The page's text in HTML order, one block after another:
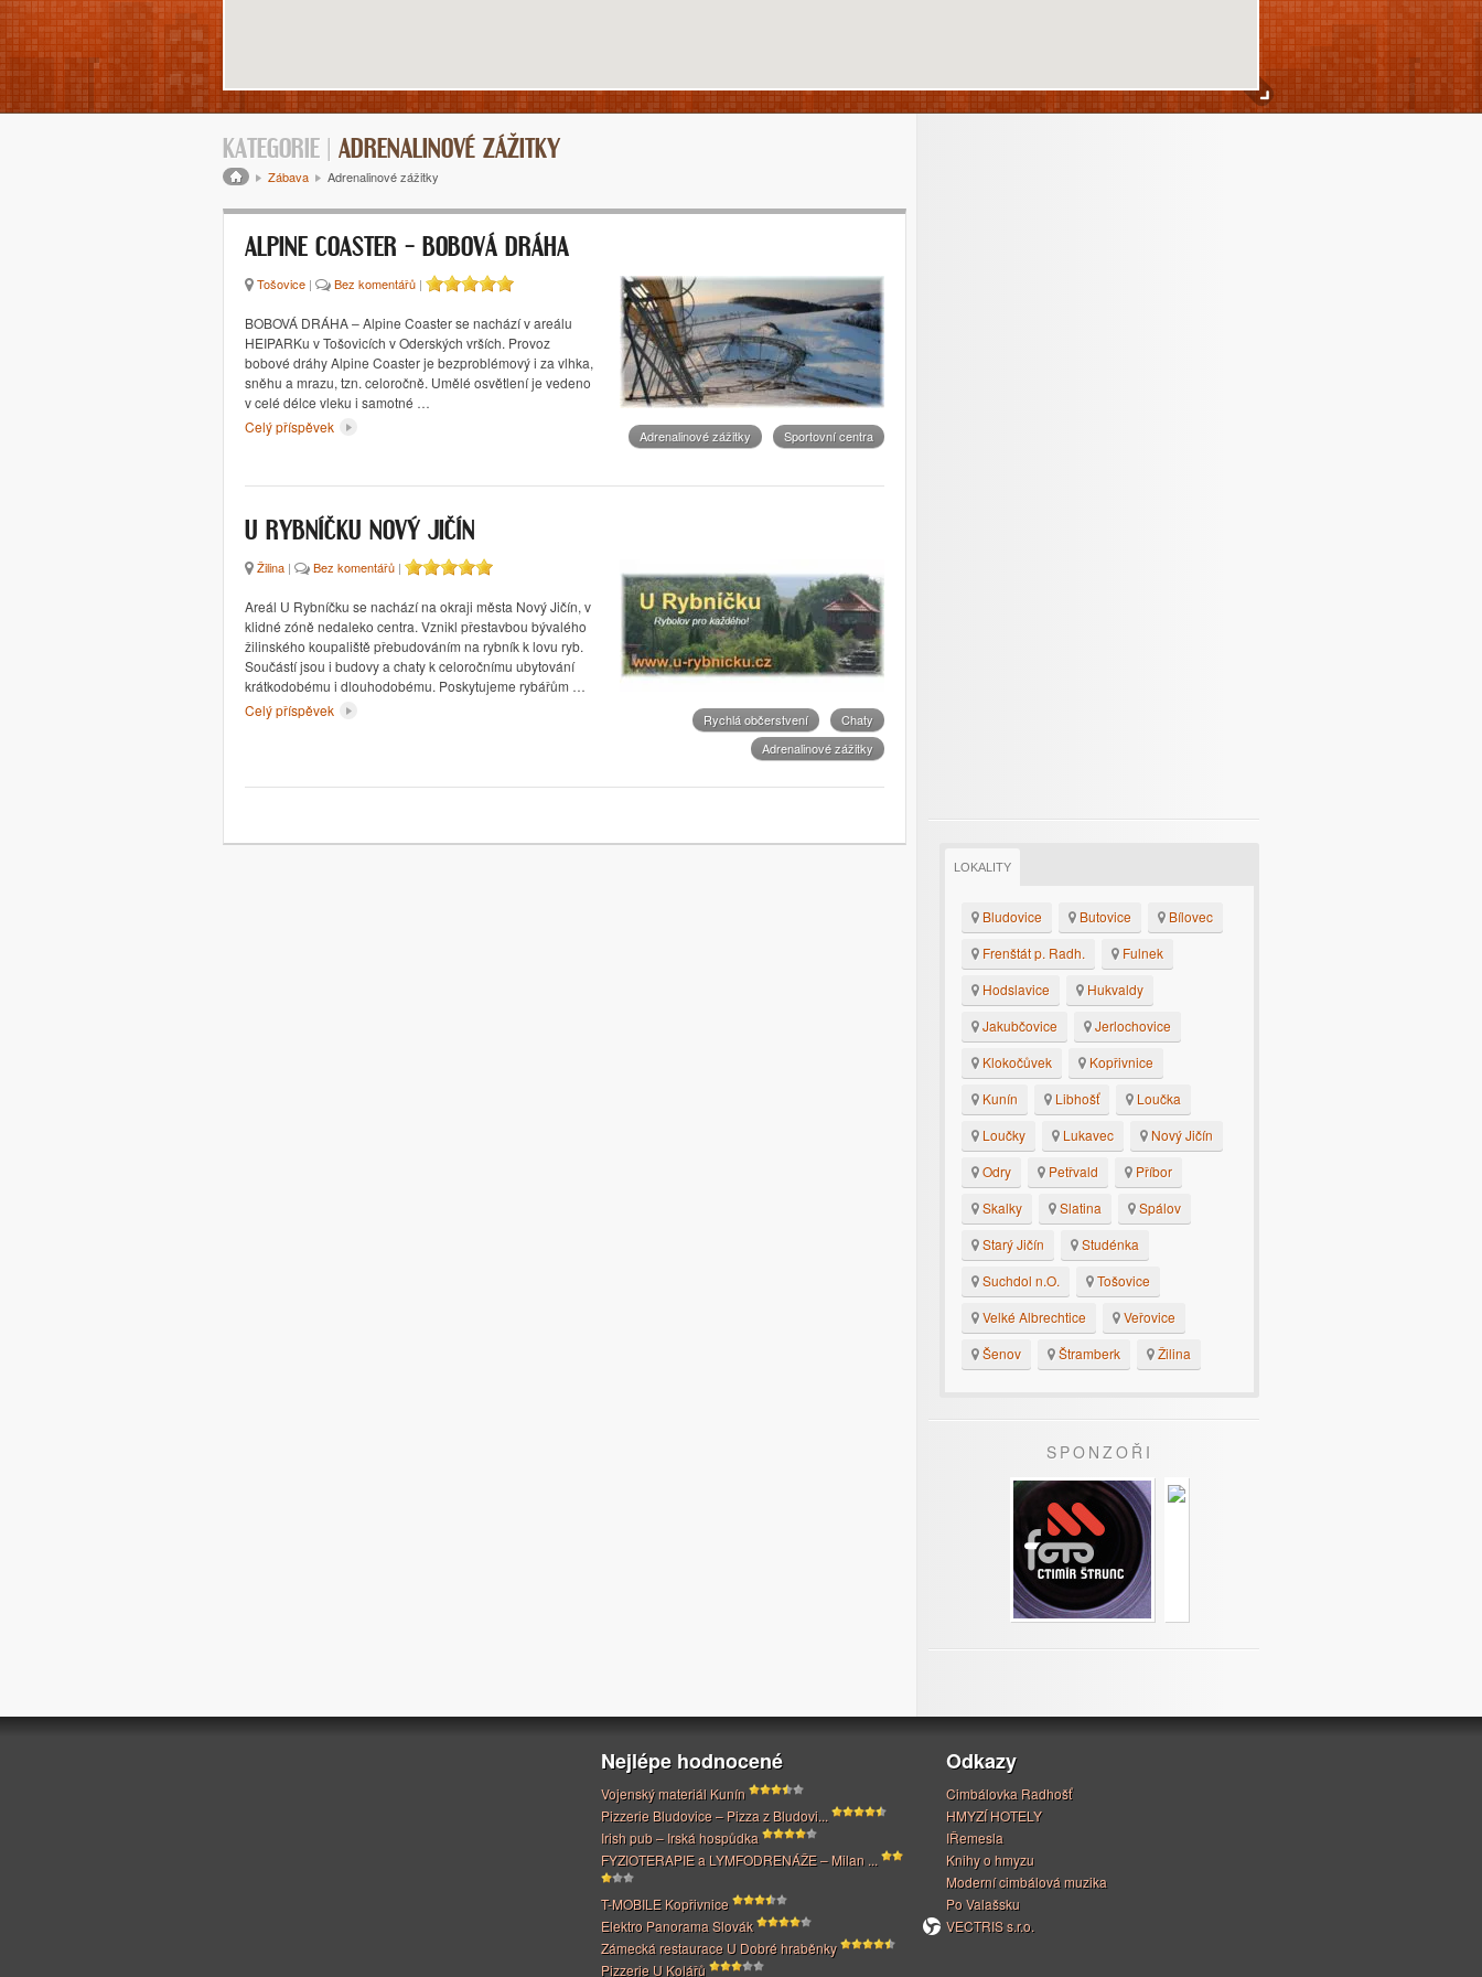
KATEGORIE | ADRENALINOVÉ ZÁŽITKY
Drobečková navigace
Zábava Adrenalinové zážitky
ALPINE COASTER – BOBOVÁ DRÁHA
Adrenalinové zážitky Sportovní centra
Tošovice | Bez komentářů |
BOBOVÁ DRÁHA – Alpine Coaster se nachází v areálu
HEIPARKu v Tošovicích v Oderských vrších. Provoz
bobové dráhy Alpine Coaster je bezproblémový i za vlhka,
sněhu a mrazu, tzn. celoročně. Umělé osvětlení je vedeno
v celé délce vleku i samotné …
Celý příspěvek
U RYBNÍČKU NOVÝ JIČÍN
Rychlá občerstvení
Chaty
Adrenalinové zážitky
Žilina | Bez komentářů |
Areál U Rybníčku se nachází na okraji města Nový Jičín, v
klidné zóně nedaleko centra. Vznikl přestavbou bývalého
žilinského koupaliště přebudováním na rybník k lovu ryb.
Součástí jsou i budovy a chaty k celoročnímu ubytování
krátkodobému i dlouhodobému. Poskytujeme rybářům …
Celý příspěvek
LOKALITY
Bludovice Butovice
Bílovec
Frenštát p. Radh.
Fulnek
Hodslavice
Hukvaldy
Jakubčovice
Jerlochovice
Klokočůvek
Kopřivnice
Kunín
Libhošť
Loučka
Loučky
Lukavec
Nový Jičín
Odry
Petřvald
Příbor
Skalky
Slatina
Spálov
Starý Jičín
Studénka
Suchdol n.O.
Tošovice
Velké Albrechtice
Veřovice
Šenov
Štramberk Žilina
SPONZOŘI
Nejlépe hodnocené
Vojenský materiál Kunín
Pizzerie Bludovice – Pizza z Bludovi...
Irish pub – Irská hospůdka
FYZIOTERAPIE a LYMFODRENÁŽE – Milan ...
T-MOBILE Kopřivnice
Elektro Panorama Slovák
Zámecká restaurace U Dobré hraběnky
Pizzerie U Kolářů
Odkazy
Cimbálovka Radhošť
HMYZÍ HOTELY
IŘemesla
Knihy o hmyzu
Moderní cimbálová muzika
Po Valašsku
VECTRIS s.r.o.